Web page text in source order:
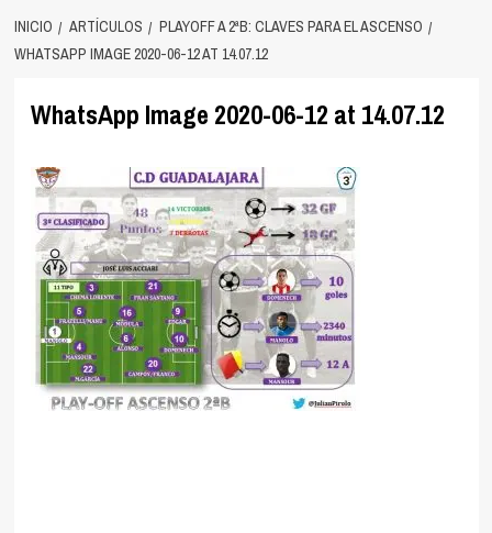
INICIO ARTÍCULOS
PLAYOFF A 2ªB: CLAVES PARA EL ASCENSO
WHATSAPP IMAGE 2020-06-12 AT 14.07.12
WhatsApp Image 2020-06-12 at 14.07.12